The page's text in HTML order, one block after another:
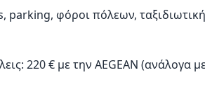
parking, φόροι πόλεων, ταξιδιωτική
220 € με την AEGEAN (ανάλογα